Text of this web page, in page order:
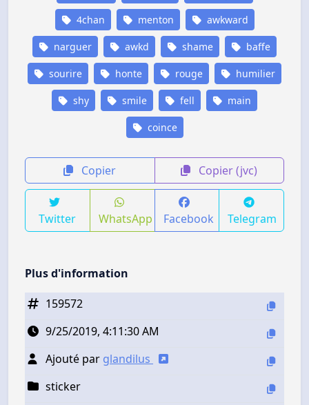
4chan menton awkward
narguer awkd shame baffe
sourire honte rouge humilier
shy smile fell main
coince
Copier Copier (jvc)
Twitter WhatsApp Facebook Telegram
Plus d'information
159572
9/25/2019, 4:11:30 AM
Ajouté par glandilus
sticker